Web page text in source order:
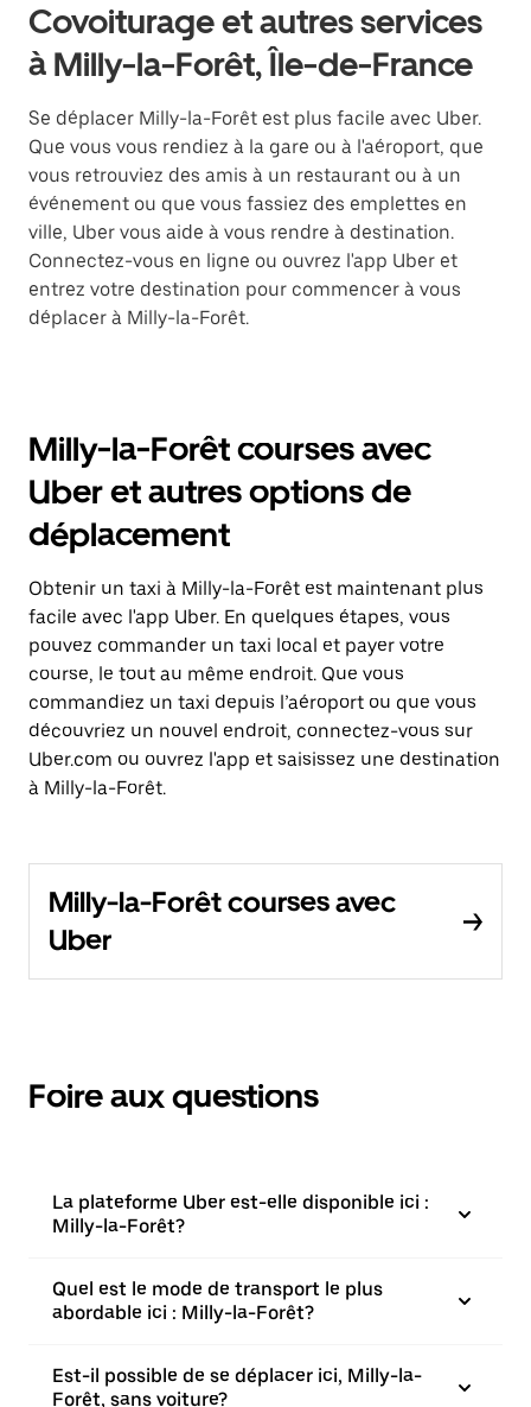
Covoiturage et autres services
à Milly-la-Forêt, Île-de-France
Se déplacer Milly-la-Forêt est plus facile avec Uber.
Que vous vous rendiez à la gare ou à l'aéroport, que
vous retrouviez des amis à un restaurant ou à un
événement ou que vous fassiez des emplettes en
ville, Uber vous aide à vous rendre à destination.
Connectez-vous en ligne ou ouvrez l'app Uber et
entrez votre destination pour commencer à vous
déplacer à Milly-la-Forêt.
Milly-la-Forêt courses avec
Uber et autres options de
déplacement
Obtenir un taxi à Milly-la-Forêt est maintenant plus
facile avec l'app Uber. En quelques étapes, vous
pouvez commander un taxi local et payer votre
course, le tout au même endroit. Que vous
commandiez un taxi depuis l’aéroport ou que vous
découvriez un nouvel endroit, connectez-vous sur
Uber.com ou ouvrez l'app et saisissez une destination
à Milly-la-Forêt.
Milly-la-Forêt courses avec
Uber
Foire aux questions
La plateforme Uber est-elle disponible ici :
Milly-la-Forêt?
Quel est le mode de transport le plus
abordable ici : Milly-la-Forêt?
Est-il possible de se déplacer ici, Milly-la-
Forêt, sans voiture?